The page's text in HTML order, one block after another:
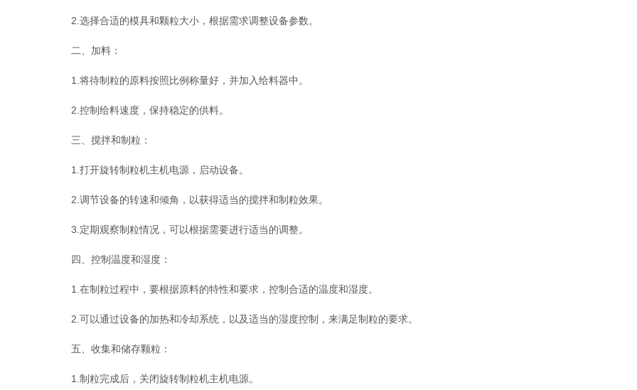
2.选择合适的模具和颗粒大小，根据需求调整设备参数。
二、加料：
1.将待制粒的原料按照比例称量好，并加入给料器中。
2.控制给料速度，保持稳定的供料。
三、搅拌和制粒：
1.打开旋转制粒机主机电源，启动设备。
2.调节设备的转速和倾角，以获得适当的搅拌和制粒效果。
3.定期观察制粒情况，可以根据需要进行适当的调整。
四、控制温度和湿度：
1.在制粒过程中，要根据原料的特性和要求，控制合适的温度和湿度。
2.可以通过设备的加热和冷却系统，以及适当的湿度控制，来满足制粒的要求。
五、收集和储存颗粒：
1.制粒完成后，关闭旋转制粒机主机电源。